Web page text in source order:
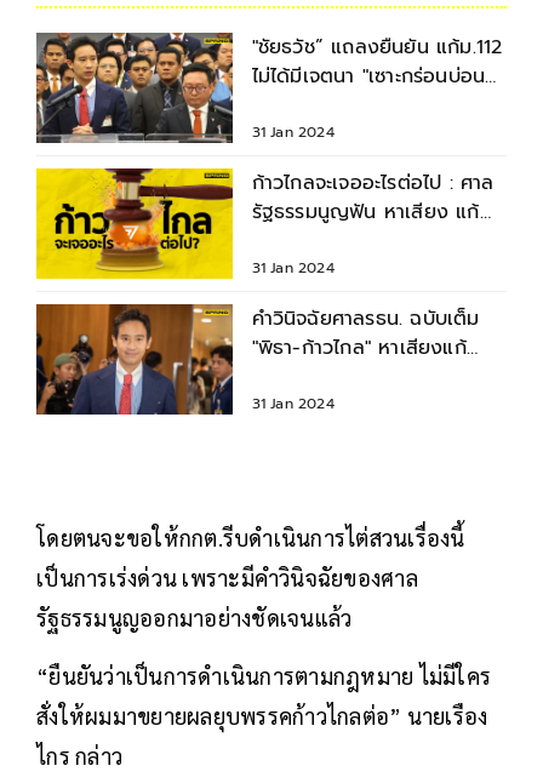
"ชัยธวัช” แถลงยืนยัน แก้ม.112
ไม่ได้มีเจตนา "เซาะกร่อนบ่อน
31 Jan 2024
ก้าวไกลจะเจออะไรต่อไป : ศาล
รัฐธรรมนูญฟัน หาเสียง แก้
31 Jan 2024
คำวินิจฉัยศาลรธน. ฉบับเต็ม
"พิธา-ก้าวไกล" หาเสียงแก้
31 Jan 2024
โดยตนจะขอให้กกต.รีบดำเนินการไต่สวนเรื่องนี้
เป็นการเร่งด่วน เพราะมีคำวินิจฉัยของศาล
รัฐธรรมนูญออกมาอย่างชัดเจนแล้ว
“ยืนยันว่าเป็นการดำเนินการตามกฎหมาย ไม่มีใคร
สั่งให้ผมมาขยายผลยุบพรรคก้าวไกลต่อ” นายเรือง
ไกร กล่าว